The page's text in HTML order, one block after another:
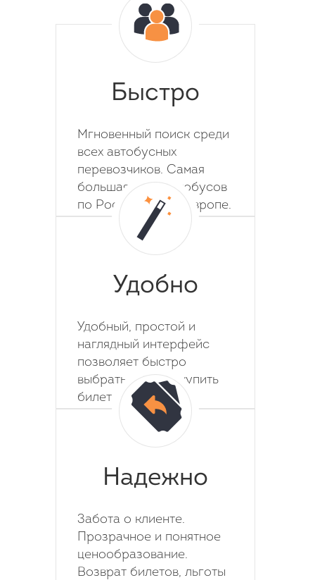
Быстро
Мгновенный поиск среди
всех автобусных
перевозчиков. Самая
большая база автобусов
по России, СНГ и Европе.
Удобно
Удобный, простой и
наглядный интерфейс
позволяет быстро
выбрать место и купить
билет на автобус.
Надежно
Забота о клиенте.
Прозрачное и понятное
ценообразование.
Возврат билетов, льготы